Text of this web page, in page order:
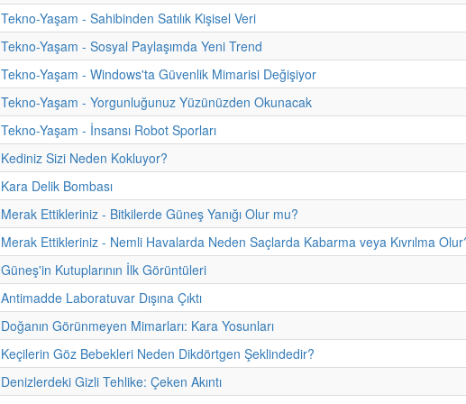
Tekno-Yaşam - Sahibinden Satılık Kişisel Veri
Tekno-Yaşam - Sosyal Paylaşımda Yeni Trend
Tekno-Yaşam - Windows'ta Güvenlik Mimarisi Değişiyor
Tekno-Yaşam - Yorgunluğunuz Yüzünüzden Okunacak
Tekno-Yaşam - İnsansı Robot Sporları
Kediniz Sizi Neden Kokluyor?
Kara Delik Bombası
Merak Ettikleriniz - Bitkilerde Güneş Yanığı Olur mu?
Merak Ettikleriniz - Nemli Havalarda Neden Saçlarda Kabarma veya Kıvrılma
Güneş'in Kutuplarının İlk Görüntüleri
Antimadde Laboratuvar Dışına Çıktı
Doğanın Görünmeyen Mimarları: Kara Yosunları
Keçilerin Göz Bebekleri Neden Dikdörtgen Şeklindedir?
Denizlerdeki Gizli Tehlike: Çeken Akıntı